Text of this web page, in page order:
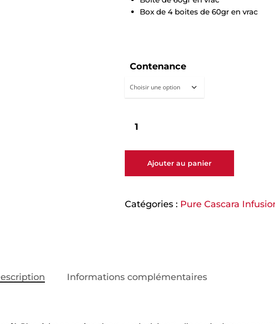
Box de 4 boites de 60gr en vrac
Contenance
Ajouter au panier
Catégories : Pure Cascara
Informations complémentaires